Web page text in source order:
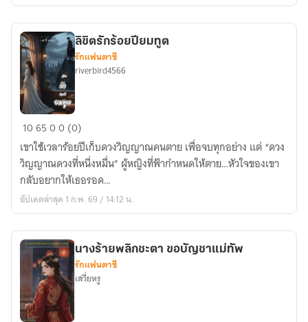
ลิขิต
ร้อย
ปี
ยมทูต
ลิขิตรักร้อยปียมทูต
รักแฟนตาซี
riverbird4566
106500 (0)
เขาใช้เวลาร้อยปีเก็บดวงวิญญาณคนตาย เพื่อจบทุกอย่าง แต่ “ดวง
วิญญาณดวงที่หนึ่งหมื่น” ผู้หญิงที่ฟ้ากำหนดให้ตาย…หัวใจของเขา
กลับอยากให้เธอรอด…
อัปเดตล่าสุด 1 ก.พ. 69 / 14:12 น.
นางร้ายพลิกชะตา ขอบัญชาแม่ทัพ
รักแฟนตาซี
เสวี่ยหรู